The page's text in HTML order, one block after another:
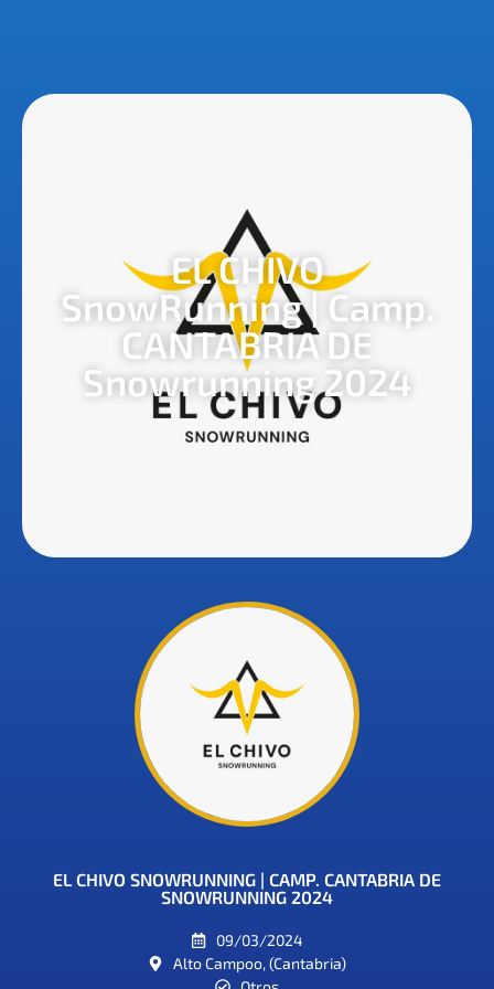
EL CHIVO
SnowRunning | Camp.
CANTABRIA DE
Snowrunning 2024
EL CHIVO SNOWRUNNING | CAMP. CANTABRIA DE
SNOWRUNNING 2024
09/03/2024
Alto Campoo, (Cantabria)